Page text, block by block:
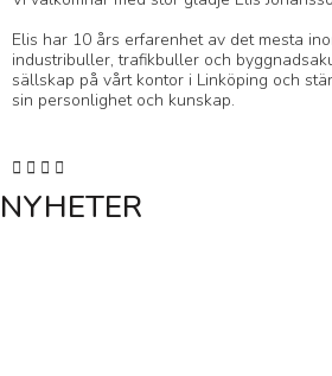
Elis har 10 års erfarenhet av det mesta
industribuller, trafikbuller och
sällskap på vårt kontor i Linköping och
sin personlighet och kunskap.
NYHETER